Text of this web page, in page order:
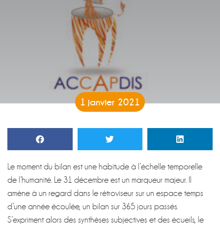
1 janvier 2021
Le moment du bilan est une habitude à l’échelle temporelle
de l’humanité. Le 31 décembre est un marqueur majeur. Il
amène à un regard dans le rétroviseur sur un espace temps
d’une année écoulée, un bilan sur 365 jours passés.
S’expriment alors des synthèses subjectives et des écueils, le